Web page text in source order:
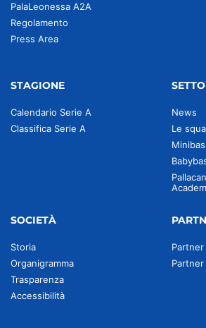
PalaLeonessa A2A
Regolamento
Press Area
STAGIONE
Calendario Serie A
Classifica Serie A
News
Le
SOCIETÀ
Storia
Organigramma
Trasparenza
Accessibilità
Partner